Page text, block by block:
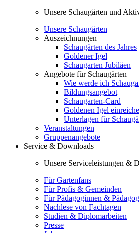
Unsere Schaugärten und
Unsere Schaugärten
Auszeichnungen
Schaugärten des Jahres
Goldener Igel
Schaugarten Jubiläen
Angebote für Schaugärten
Wie werde ich
Bildungsangebot
Schaugarten-Card
Goldenen Igel
Unterlagen für
Veranstaltungen
Gruppenangebote
Service & Downloads
Unsere Serviceleistungen &
Für Gartenfans
Für Profis & Gemeinden
Für Pädagoginnen &
Nachlese von Fachtagen
Studien & Diplomarbeiten
Presse